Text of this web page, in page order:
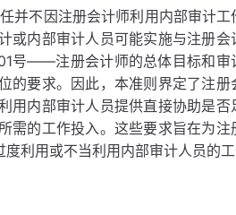
并不因注册会计师利用内部审计工
或内部审计人员可能实施与注册会
号——注册会计师的总体目标和审
的要求。因此，本准则界定了注册
用内部审计人员提供直接协助是否
需的工作投入。这些要求旨在为注
利用或不当利用内部审计人员的工